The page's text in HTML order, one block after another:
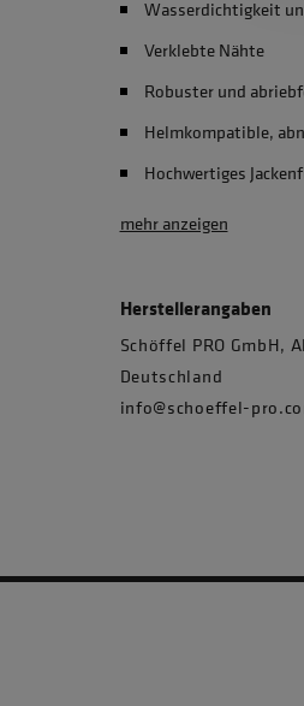
Wasserdichtigkeit
Verklebte Nähte
Robuster und
Helmkompatible,
Hochwertiges
mehr anzeigen
Herstellerangaben
Schöffel PRO GmbH,
Deutschland
info@schoeffel-